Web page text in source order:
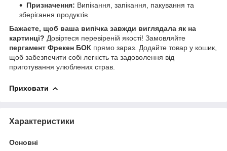
Призначення: Випікання, запікання, пакування та
зберігання продуктів
Бажаєте, щоб ваша випічка завжди виглядала як на
картинці? Довіртеся перевіреній якості! Замовляйте
пергамент Фрекен БОК прямо зараз. Додайте товар у кошик,
щоб забезпечити собі легкість та задоволення від
приготування улюблених страв.
Приховати
Характеристики
Основні